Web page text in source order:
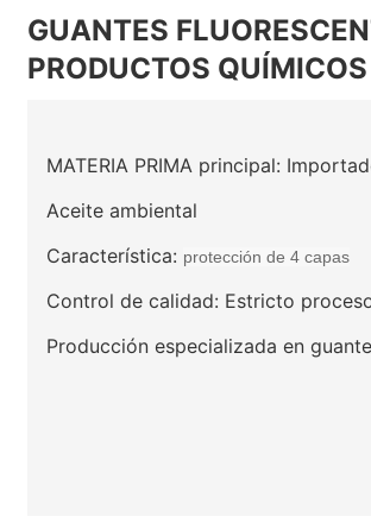
GUANTES
PRODUCTOS
MATERIA PRIMA principal:
Aceite ambiental
Característica: protección de 4 capas
Control de calidad: Estricto
Producción especializada en